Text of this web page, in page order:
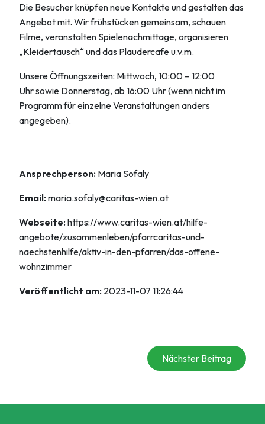
Die Besucher knüpfen neue Kontakte und gestalten das
Angebot mit. Wir frühstücken gemeinsam, schauen
Filme, veranstalten Spielenachmittage, organisieren
„Kleidertausch“ und das Plaudercafe u.v.m.
Unsere Öffnungszeiten: Mittwoch, 10:00 – 12:00
Uhr sowie Donnerstag, ab 16:00 Uhr (wenn nicht im
Programm für einzelne Veranstaltungen anders
angegeben).
Ansprechperson: Maria Sofaly
Email:maria.sofaly@caritas-wien.at
Webseite:https://www.caritas-wien.at/hilfe-
angebote/zusammenleben/pfarrcaritas-und-
naechstenhilfe/aktiv-in-den-pfarren/das-offene-
wohnzimmer
Veröffentlicht am: 2023-11-07 11:26:44
Nächster Beitrag